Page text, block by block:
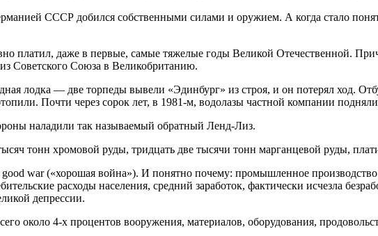
СССР добился собственными силами и оружием. А когда стало
даже в первые, самые тяжелые годы Великой Отечественной.
Советского Союза в Великобританию.
лодка — две торпеды вывели «Эдинбург» из строя, и он потерял ход.
Почти через сорок лет, в 1981-м, водолазы частной компании
наладили так называемый обратный Ленд-Лиз.
тонн хромовой руды, тридцать две тысячи тонн марганцевой руды,
war («хорошая война»). И понятно почему: промышленное
расходы населения, средний заработок, фактически исчезла
депрессии.
около 4-х процентов вооружения, материалов, оборудования,